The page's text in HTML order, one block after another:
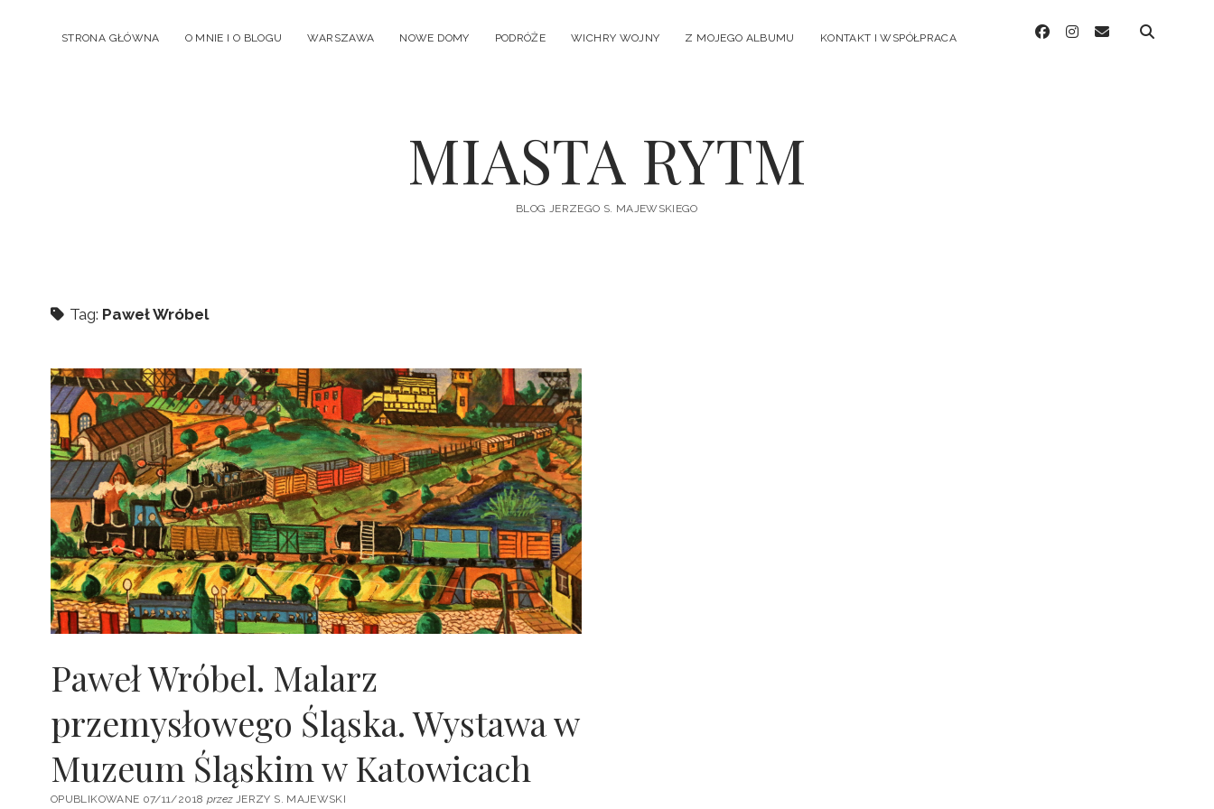
STRONA GŁÓWNA O MNIE I O BLOGU WARSZAWA NOWE DOMY PODRÓŻE WICHRY WOJNY Z MOJEGO ALBUMU KONTAKT I WSPÓŁPRACA facebookinstagram
email
MIASTA RYTM
BLOG JERZEGO S. MAJEWSKIEGO
Tag: Paweł Wróbel
Paweł Wróbel. Malarz
przemysłowego Śląska. Wystawa w
Muzeum Śląskim w Katowicach
OPUBLIKOWANE 07/11/2018 przezJERZY S. MAJEWSKI